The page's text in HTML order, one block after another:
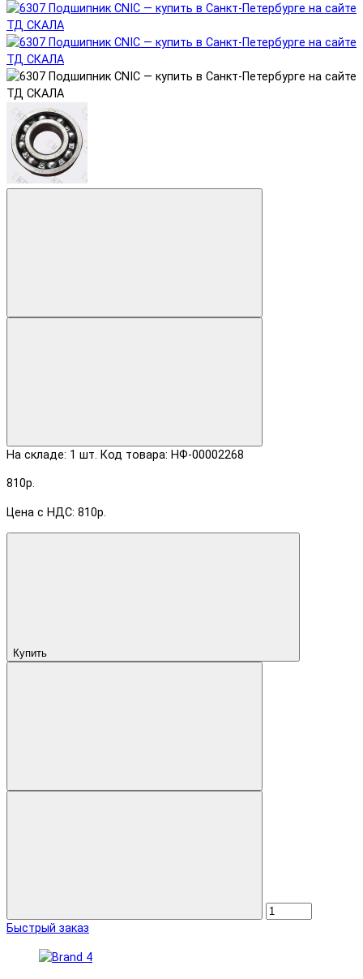
На складе: 1 шт. Код товара: НФ-00002268
810р.
Цена с НДС: 810р.
Купить
Быстрый заказ